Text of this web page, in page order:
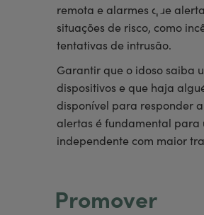
remota e alarmes que
situações de risco, como
tentativas de intrusão.
Garantir que o idoso saiba
dispositivos e que haja
disponível para responder
alertas é fundamental para
independente com maior
Promover